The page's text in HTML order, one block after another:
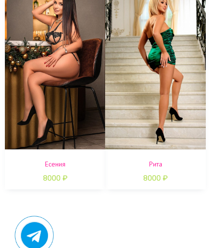
Есения
8000 ₽
Рита
8000₽